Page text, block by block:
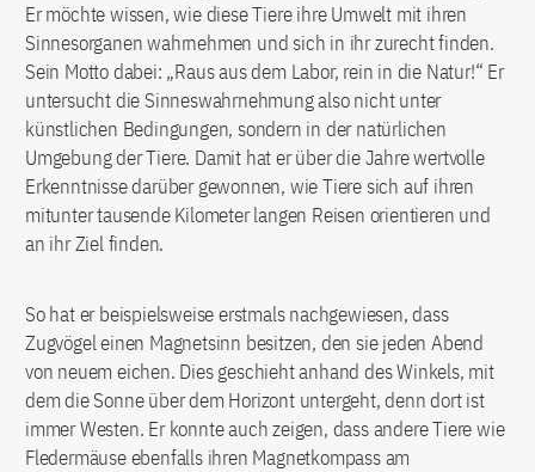
Er möchte wissen, wie diese Tiere ihre Umwelt mit ihren
Sinnesorganen wahrnehmen und sich in ihr zurecht finden.
Sein Motto dabei: „Raus aus dem Labor, rein in die Natur!“ Er
untersucht die Sinneswahrnehmung also nicht unter
künstlichen Bedingungen, sondern in der natürlichen
Umgebung der Tiere. Damit hat er über die Jahre wertvolle
Erkenntnisse darüber gewonnen, wie Tiere sich auf ihren
mitunter tausende Kilometer langen Reisen orientieren und
an ihr Ziel finden.
So hat er beispielsweise erstmals nachgewiesen, dass
Zugvögel einen Magnetsinn besitzen, den sie jeden Abend
von neuem eichen. Dies geschieht anhand des Winkels, mit
dem die Sonne über dem Horizont untergeht, denn dort ist
immer Westen. Er konnte auch zeigen, dass andere Tiere wie
Fledermäuse ebenfalls ihren Magnetkompass am